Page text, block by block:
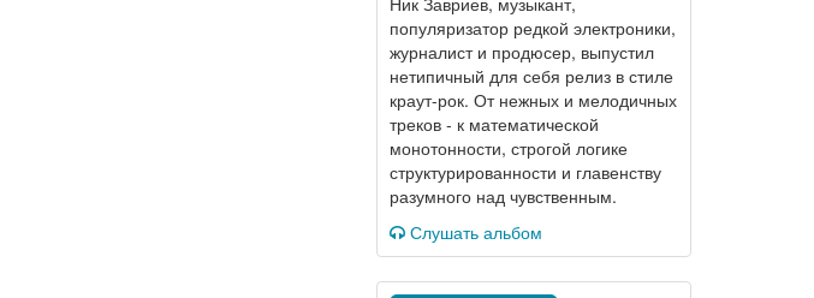
популяризатор редкой электроники,
журналист и продюсер, выпустил
нетипичный для себя релиз в стиле
краут-рок. От нежных и мелодичных
треков - к математической
монотонности, строгой логике
структурированности и главенству
разумного над чувственным.
Слушать альбом